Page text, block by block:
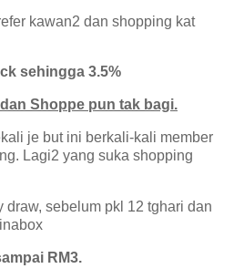
kawan2 dan shopping kat
sehingga 3.5%
Shoppe pun tak bagi.
je but ini berkali-kali member
Lagi2 yang suka shopping
sebelum pkl 12 tghari dan
RM3.